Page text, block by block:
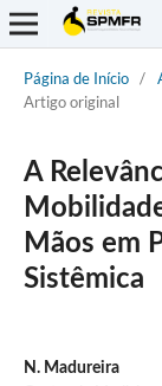
Página de Início /
Artigo original
A
Mãos em
Sistêmica
N. Madureira